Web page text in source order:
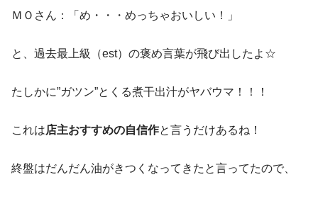
ＭＯさん：「め・・・めっちゃおいしい！」
と、過去最上級（est）の褒め言葉が飛び出したよ☆
たしかに”ガツン”とくる煮干出汁がヤバウマ！！！
これは店主おすすめの自信作と言うだけあるね！
終盤はだんだん油がきつくなってきたと言ってたので、